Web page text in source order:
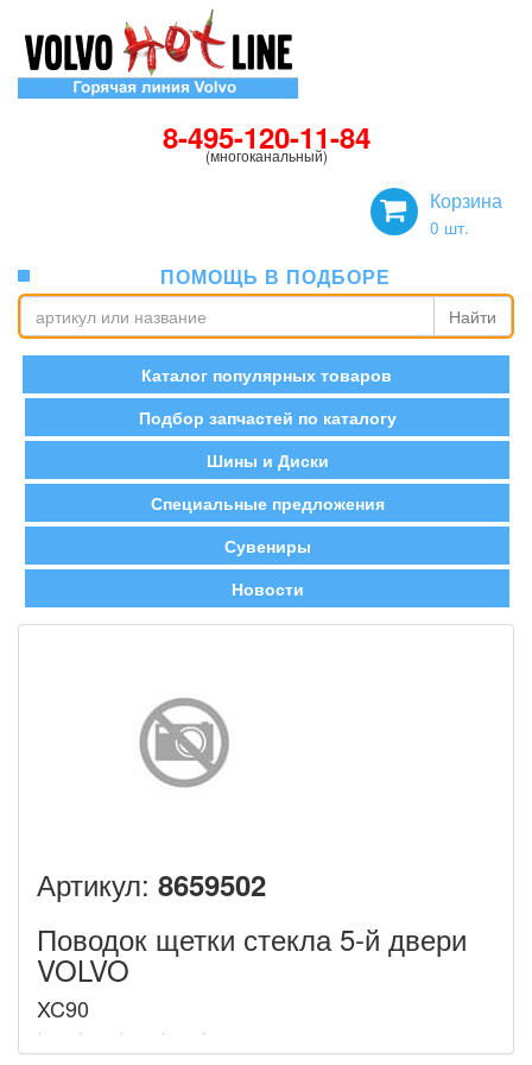
8-495-120-11-84
(многоканальный)
Корзина
0 шт.
ПОМОЩЬ В ПОДБОРЕ
Найти
Каталог популярных товаров
Подбор запчастей по каталогу
Шины и Диски
Специальные предложения
Сувениры
Новости
Артикул: 8659502
Поводок щетки стекла 5-й двери
VOLVO
XC90